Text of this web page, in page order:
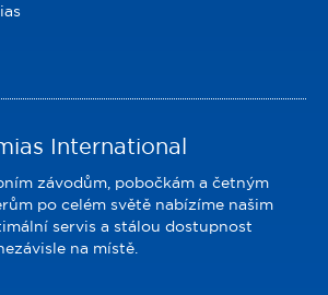
International
závodům, pobočkám a četným
po celém světě nabízíme našim
servis a stálou dostupnost
na místě.